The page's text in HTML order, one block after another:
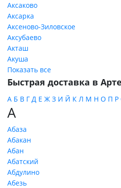
Аксаково
Аксарка
Аксеново-Зиловское
Аксубаево
Акташ
Акуша
Показать все
Быстрая доставка в
А Б В Г Д Е Ж З И Й К Л М Н О П Р
А
Абаза
Абакан
Абан
Абатский
Абдулино
Абезь